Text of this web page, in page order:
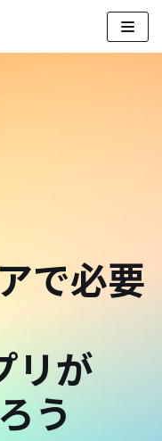
で必要
リが
う